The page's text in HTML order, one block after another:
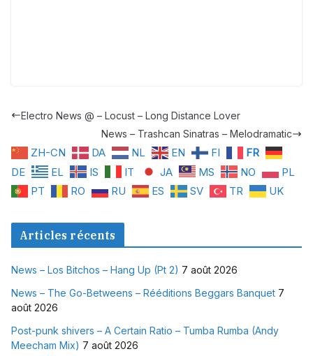
Electro News @ – Locust – Long Distance Lover
News – Trashcan Sinatras – Melodramatic
ZH-CN DA NL EN FI
FR
DE
EL IS IT JA MS NO
PL
PT
RO RU ES SV TR UK
Articles récents
News – Los Bitchos – Hang Up (Pt 2) 7 août 2026
News – The Go-Betweens – Rééditions Beggars Banquet 7
août 2026
Post-punk shivers – A Certain Ratio – Tumba Rumba (Andy
Meecham Mix) 7 août 2026